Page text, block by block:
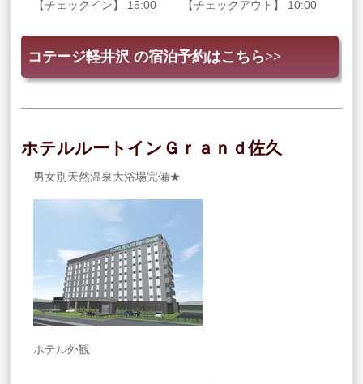
【チェックイン】 15:00 【チェックアウト】 10:00
コテージ軽井沢 の宿泊予約はこちら>>
ホテルルートインＧｒａｎｄ佐久
男女別天然温泉大浴場完備★
ホテル外観